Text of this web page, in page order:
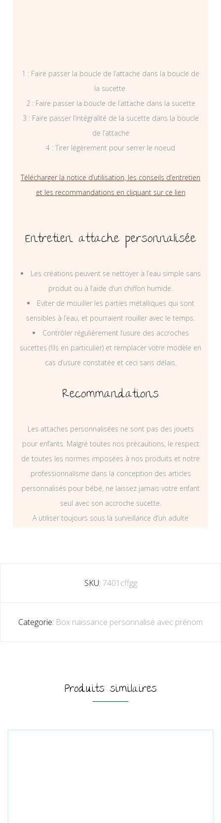
1 : Faire passer la boucle de l’attache dans la boucle de
la sucette.
2 : Faire passer la boucle de l’attache dans la sucette
3 : Faire passer l’intégralité de la sucette dans la boucle
de l’attache
4 : Tirer légèrement pour serrer le noeud
Télécharger la notice d’utilisation, les conseils d’entretien
et les recommandations en cliquant sur ce lien
Entretien attache personnalisée
Les créations peuvent se nettoyer à l’eau simple sans
produit ou à l’aide d’un chiffon humide.
Eviter de mouiller les parties métalliques qui sont
sensibles à l’eau, et pourraient rouiller avec le temps.
Contrôler régulièrement l’usure des accroches
sucettes (fils en particulier) et remplacer votre modèle en
cas d’usure constatée et ceci sans délais.
Recommandations
Les attaches personnalisées ne sont pas des jouets
pour enfants. Malgré toutes nos précautions, le respect
de toutes les normes imposées à nos produits et notre
professionnalisme dans la conception des articles
personnalisés pour bébé, ne laissez jamais votre enfant
seul avec son accroche sucette.
A utiliser toujours sous la surveillance d’un adulte
SKU: 7401cffgg
Categorie: Box naissance personnalisé avec prénom
Produits similaires